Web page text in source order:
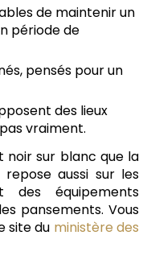
de maintenir un
période de
pensés pour un
des lieux
vraiment.
noir sur blanc que la
repose aussi sur les
des équipements
pansements. Vous
site du ministère des